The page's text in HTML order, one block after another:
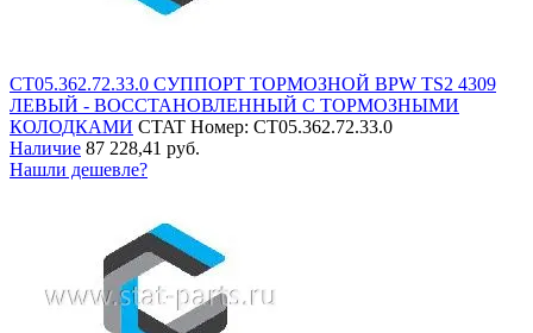
СТ05.362.72.33.0 СУППОРТ ТОРМОЗНОЙ BPW TS2 4309
ЛЕВЫЙ - ВОССТАНОВЛЕННЫЙ С ТОРМОЗНЫМИ
КОЛОДКАМИ CTAT Номер: СТ05.362.72.33.0
Наличие 87 228,41 руб.
Нашли дешевле?